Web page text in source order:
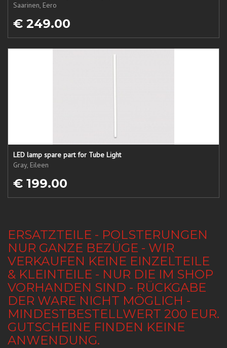
Saarinen, Eero
€ 249.00
LED lamp spare part for Tube Light
Gray, Eileen
€ 199.00
ERSATZTEILE - POLSTERUNGEN
NUR GANZE BEZÜGE - WIR
VERKAUFEN KEINE EINZELTEILE
& KLEINTEILE - NUR DIE IM SHOP
VORHANDEN SIND - RÜCKGABE
DER WARE NICHT MÖGLICH -
MINDESTBESTELLWERT 200 EUR.
GUTSCHEINE FINDEN KEINE
ANWENDUNG.